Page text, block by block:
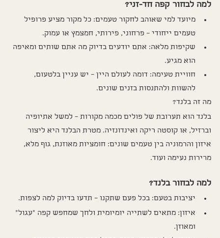
למה לבחור קפה חד-זני?
מיועד למי שאוהב לחקור טעמים: כל מקור מציע פרופיל
טעמים ייחודי – פרחוני, פירותי, חמצמץ או עמוק.
שקיפות מלאה: אתם יודעים בדיוק מה אתם שותים ומאיפה
הוא מגיע.
חוויית טעימה: דומה לעולם היין – יש עניין בלטעום,
להשוות ולהתנסות בזנים שונים.
מה זה בלנד?
בלנד הוא תערובת של פולים מכמה מקורות – למשל אתיופיה
וברזיל, או קוסטה ריקה ואינדונזיה. מטרת הבלנד היא ליצור
איזון והרמוניה בין טעמים שונים: חומציות מאוזנת, גוף מלא,
מרירות נעימה ועוד.
למה לבחור בלנד?
יציבות בטעם: בכל פעם שתקנו – תדעו בדיוק למה לצפות.
איזון: מתאים לשתייה יומיומית ולחך שמחפש קפה "עגול"
ומאוזן.